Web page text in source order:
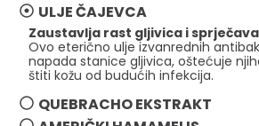
ULJE ČAJEVCA
Zaustavlja rast gljivica i
Ovo eterično ulje izvanrednih
napada stanice gljivica, oštećuje
štiti kožu od budućih infekcija.
QUEBRACHO EKSTRAKT